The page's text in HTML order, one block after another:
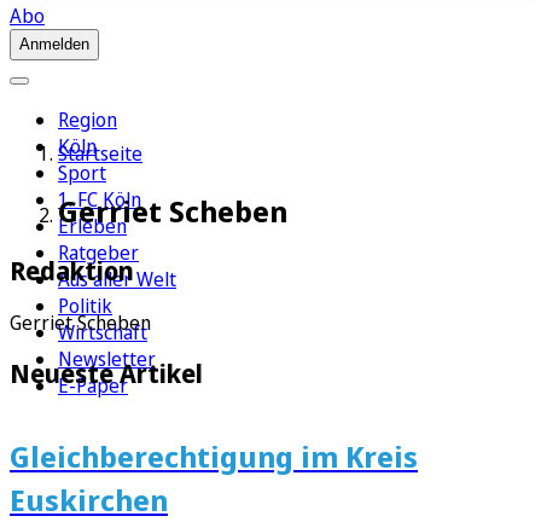
Abo
Anmelden
Region
Köln
Sport
1. FC Köln
Erleben
Ratgeber
Aus aller Welt
Politik
Wirtschaft
Newsletter
E-Paper
Startseite
Gerriet Scheben
Redaktion
Gerriet Scheben
Neueste Artikel
Gleichberechtigung im Kreis
Euskirchen